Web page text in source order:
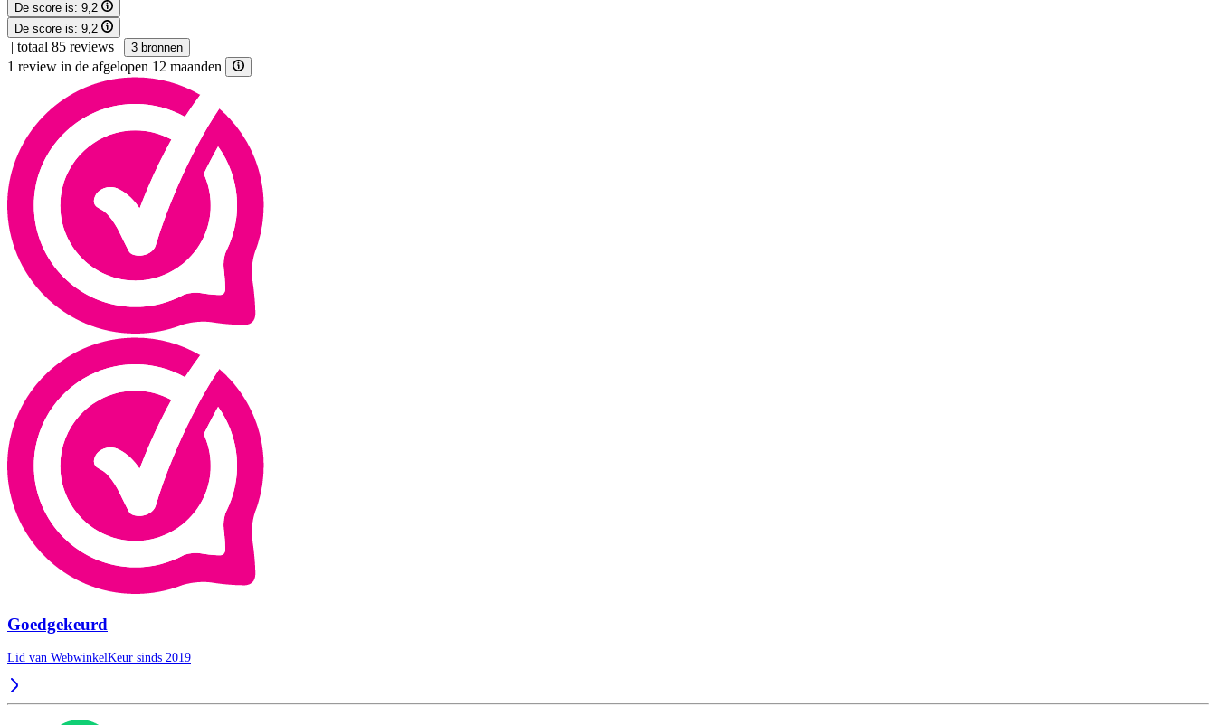
De score is: 9,2
De score is: 9,2
| totaal 85 reviews | 3 bronnen
1 review in de afgelopen 12 maanden
Goedgekeurd
Lid van WebwinkelKeur sinds 2019